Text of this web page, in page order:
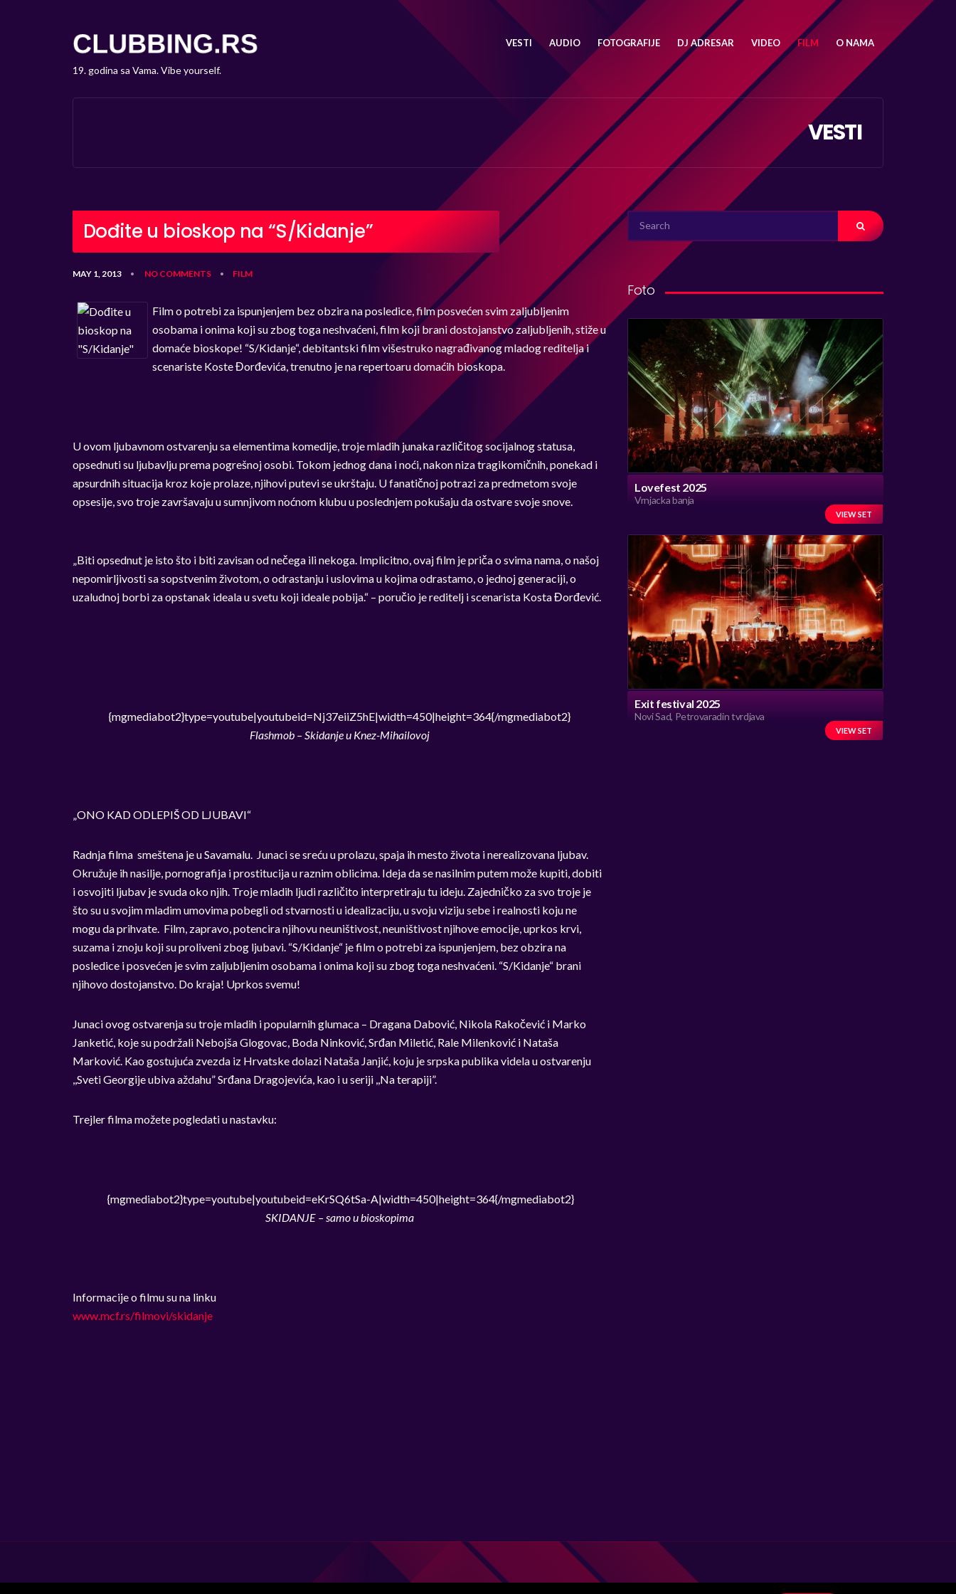
19. godina sa Vama. Vibe yourself.
VESTI AUDIO FOTOGRAFIJE DJ ADRESAR VIDEO FILM O NAMA
VESTI
Dođite u bioskop na “S/Kidanje”
MAY 1, 2013 • NO COMMENTS • FILM
Film o potrebi za ispunjenjem bez obzira na posledice, film posvećen svim zaljubljenim
osobama i onima koji su zbog toga neshvaćeni, film koji brani dostojanstvo zaljubljenih, stiže u
domaće bioskope! “S/Kidanje“, debitantski film višestruko nagrađivanog mladog reditelja i
scenariste Koste Đorđevića, trenutno je na repertoaru domaćih bioskopa.
U ovom ljubavnom ostvarenju sa elementima komedije, troje mladih junaka različitog socijalnog statusa,
opsednuti su ljubavlju prema pogrešnoj osobi. Tokom jednog dana i noći, nakon niza tragikomičnih, ponekad i
apsurdnih situacija kroz koje prolaze, njihovi putevi se ukrštaju. U fanatičnoj potrazi za predmetom svoje
opsesije, svo troje završavaju u sumnjivom noćnom klubu u poslednjem pokušaju da ostvare svoje snove.
„Biti opsednut je isto što i biti zavisan od nečega ili nekoga. Implicitno, ovaj film je priča o svima nama, o našoj
nepomirljivosti sa sopstvenim životom, o odrastanju i uslovima u kojima odrastamo, o jednoj generaciji, o
uzaludnoj borbi za opstanak ideala u svetu koji ideale pobija.“ – poručio je reditelj i scenarista Kosta Đorđević.
{mgmediabot2}type=youtube|youtubeid=Nj37eiiZ5hE|width=450|height=364{/mgmediabot2}
Flashmob – Skidanje u Knez-Mihailovoj
„ONO KAD ODLEPIŠ OD LJUBAVI“
Radnja filma smeštena je u Savamalu. Junaci se sreću u prolazu, spaja ih mesto života i nerealizovana ljubav.
Okružuje ih nasilje, pornografija i prostitucija u raznim oblicima. Ideja da se nasilnim putem može kupiti, dobiti
i osvojiti ljubav je svuda oko njih. Troje mladih ljudi različito interpretiraju tu ideju. Zajedničko za svo troje je
što su u svojim mladim umovima pobegli od stvarnosti u idealizaciju, u svoju viziju sebe i realnosti koju ne
mogu da prihvate. Film, zapravo, potencira njihovu neuništivost, neuništivost njihove emocije, uprkos krvi,
suzama i znoju koji su proliveni zbog ljubavi. “S/Kidanje“ je film o potrebi za ispunjenjem, bez obzira na
posledice i posvećen je svim zaljubljenim osobama i onima koji su zbog toga neshvaćeni. “S/Kidanje“ brani
njihovo dostojanstvo. Do kraja! Uprkos svemu!
Junaci ovog ostvarenja su troje mladih i popularnih glumaca – Dragana Dabović, Nikola Rakočević i Marko
Janketić, koje su podržali Nebojša Glogovac, Boda Ninković, Srđan Miletić, Rale Milenković i Nataša
Marković. Kao gostujuća zvezda iz Hrvatske dolazi Nataša Janjić, koju je srpska publika videla u ostvarenju
,,Sveti Georgije ubiva aždahu” Srđana Dragojevića, kao i u seriji ,,Na terapiji”.
Trejler filma možete pogledati u nastavku:
{mgmediabot2}type=youtube|youtubeid=eKrSQ6tSa-A|width=450|height=364{/mgmediabot2}
SKIDANJE – samo u bioskopima
Informacije o filmu su na linku
www.mcf.rs/filmovi/skidanje
SEARCH
FOR:
Foto
Lovefest 2025
Vrnjacka banja
VIEW SET
Exit festival 2025
Novi Sad, Petrovaradin tvrdjava
VIEW SET